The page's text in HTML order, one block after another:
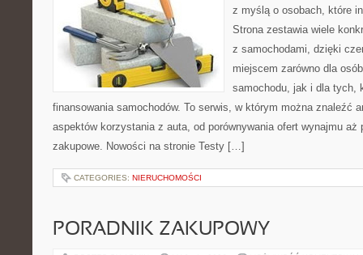
z myślą o osobach, które
Strona zestawia wiele
z samochodami, dzięki
miejscem zarówno dla
samochodu, jak i dla tych,
finansowania samochodów. To serwis, w którym można znaleźć
aspektów korzystania z auta, od porównywania ofert wynajmu aż
zakupowe. Nowości na stronie Testy […]
CATEGORIES: NIERUCHOMOŚCI
PORADNIK ZAKUPOWY